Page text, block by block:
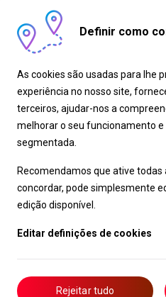
Definir como
As cookies são usadas para lhe
experiência no nosso site,
terceiros, ajudar-nos a
melhorar o seu funcionamento
segmentada.
Recomendamos que ative todas
concordar, pode simplesmente
edição disponível.
Editar definições de cookies
Rejeitar tudo